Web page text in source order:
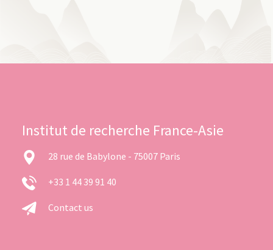
Institut de recherche France-Asie
28 rue de Babylone - 75007 Paris
+33 1 44 39 91 40
Contact us